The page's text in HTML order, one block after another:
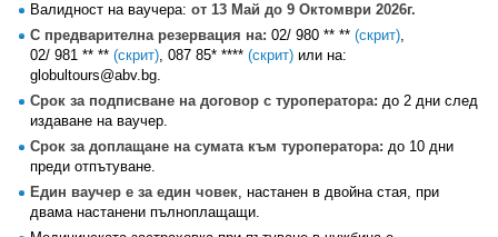
Валидност на ваучера: от 13 Май до 9 Октомври 2026г.
С предварителна резервация на: 02/ 980 ** ** (скрит),
02/ 981 ** ** (скрит), 087 85* **** (скрит) или на:
globultours@abv.bg.
Срок за подписване на договор с туроператора: до 2 дни след
издаване на ваучер.
Срок за доплащане на сумата към туроператора: до 10 дни
преди отпътуване.
Един ваучер е за един човек, настанен в двойна стая, при
двама настанени пълноплащащи.